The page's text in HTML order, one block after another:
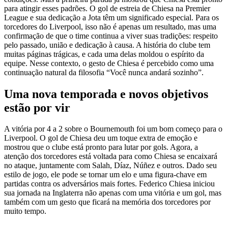
para atingir esses padrões. O gol de estreia de Chiesa na Premier
League e sua dedicação a Jota têm um significado especial. Para os
torcedores do Liverpool, isso não é apenas um resultado, mas uma
confirmação de que o time continua a viver suas tradições: respeito
pelo passado, união e dedicação à causa. A história do clube tem
muitas páginas trágicas, e cada uma delas moldou o espírito da
equipe. Nesse contexto, o gesto de Chiesa é percebido como uma
continuação natural da filosofia “Você nunca andará sozinho”.
Uma nova temporada e novos objetivos
estão por vir
A vitória por 4 a 2 sobre o Bournemouth foi um bom começo para o
Liverpool. O gol de Chiesa deu um toque extra de emoção e
mostrou que o clube está pronto para lutar por gols. Agora, a
atenção dos torcedores está voltada para como Chiesa se encaixará
no ataque, juntamente com Salah, Díaz, Núñez e outros. Dado seu
estilo de jogo, ele pode se tornar um elo e uma figura-chave em
partidas contra os adversários mais fortes. Federico Chiesa iniciou
sua jornada na Inglaterra não apenas com uma vitória e um gol, mas
também com um gesto que ficará na memória dos torcedores por
muito tempo.